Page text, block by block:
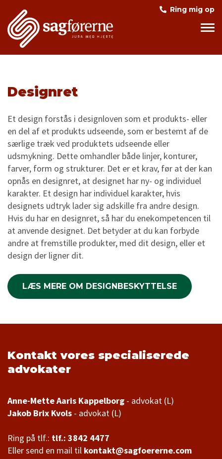
Ring mig op
Designret
Et design forstås i designloven som et produkts- eller
en del af et produkts udseende, som er bestemt af de
særlige træk ved produktets udseende eller
udsmykning. Dette omhandler både linjer, konturer,
farver, form og strukturer. Det er et krav, før at der kan
opnås en designret, at designet har ny- og individuel
karakter. Et design har individuel karakter, hvis
designets udtryk lader sig adskille fra andre design.
Hvis du har en designret, så har du enekompetencen til
at anvende designet. Det betyder at du kan forbyde
andre at fremstille produkter, med dit design, eller et
design der ligner dit.
LÆS MERE OM DESIGNBESKYTTELSE
Kontakt vores specialiserede
advokater
Anne-Mette Aaris Kappelborg
Jakob Brix Kvols - advokat (L)
Ring på tlf.: tlf.: 3842 4477
Eller send en mail til kontakt@sagfoererne.com